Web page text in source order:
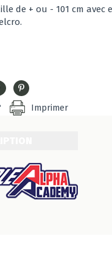
de + ou - 101 cm avec
Imprimer